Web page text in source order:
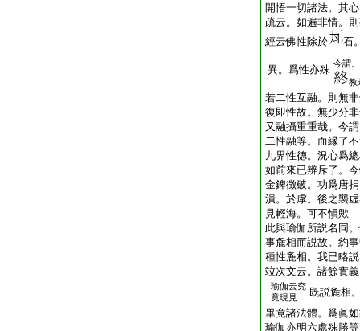
開悟一切諸法。其
疏云。如遍非情。
經云佛性除於
石
異。爲性亦殊 今謂
教
若二性互融。則無
復即性故。無少分
又融攝重重哉。今
二性融等。而縁了
九界性徳。況心爲
如前來已辨斥了。
金錍徴破。功爲唐
潰。於虖。後之襲
見輕海。可不愼歟
此與瑜伽所説名同
事麁相而説故。約
種性麁相。我已略
竝次文云。諸餘實
瑜伽云究
竟現見
既説麁相
畢竟諸法體。爲眞
瑜伽亦明六處殊勝